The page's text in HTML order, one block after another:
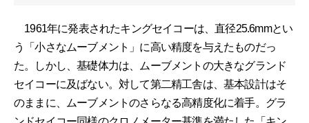
1961年に発表されたキングセイコーは、直径25.6mmとい
う「小さなムーブメント」に高い精度を与えたものだっ
た。しかし、基礎体力は、ムーブメントの大きなグランド
セイコーに及ばない。対して第二精工舎は、基本設計はそ
のままに、ムーブメントのさらなる高精度化に着手。グラ